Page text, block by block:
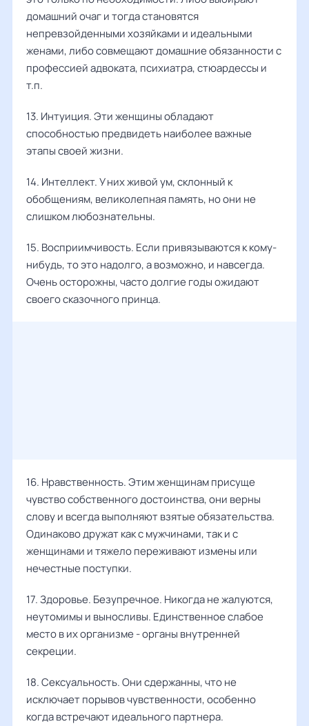
домашний очаг и тогда становятся
непревзойденными хозяйками и идеальными
женами, либо совмещают домашние обязанности с
профессией адвоката, психиатра, стюардессы и
т.п.
13. Интуиция. Эти женщины обладают
способностью предвидеть наиболее важные
этапы своей жизни.
14. Интеллект. У них живой ум, склонный к
обобщениям, великолепная память, но они не
слишком любознательны.
15. Восприимчивость. Если привязываются к кому-
нибудь, то это надолго, а возможно, и навсегда.
Очень осторожны, часто долгие годы ожидают
своего сказочного принца.
16. Нравственность. Этим женщинам присуще
чувство собственного достоинства, они верны
слову и всегда выполняют взятые обязательства.
Одинаково дружат как с мужчинами, так и с
женщинами и тяжело переживают измены или
нечестные поступки.
17. Здоровье. Безупречное. Никогда не жалуются,
неутомимы и выносливы. Единственное слабое
место в их организме - органы внутренней
секреции.
18. Сексуальность. Они сдержанны, что не
исключает порывов чувственности, особенно
когда встречают идеального партнера.